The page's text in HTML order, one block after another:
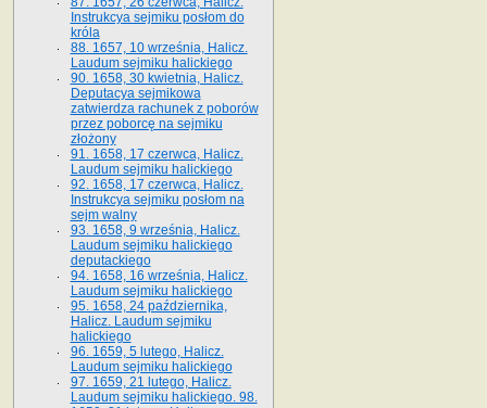
Instrukcya sejmiku posłom do
króla
88. 1657, 10 września, Halicz.
Laudum sejmiku halickiego
90. 1658, 30 kwietnia, Halicz.
Deputacya sejmikowa
zatwierdza rachunek z poborów
przez poborcę na sejmiku
złożony
91. 1658, 17 czerwca, Halicz.
Laudum sejmiku halickiego
92. 1658, 17 czerwca, Halicz.
Instrukcya sejmiku posłom na
sejm walny
93. 1658, 9 września, Halicz.
Laudum sejmiku halickiego
deputackiego
94. 1658, 16 września, Halicz.
Laudum sejmiku halickiego
95. 1658, 24 października,
Halicz. Laudum sejmiku
halickiego
96. 1659, 5 lutego, Halicz.
Laudum sejmiku halickiego
97. 1659, 21 lutego, Halicz.
Laudum sejmiku halickiego. 98.